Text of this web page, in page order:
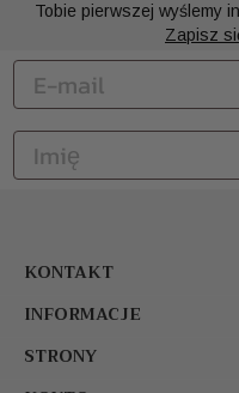
Tobie pierwszej wyślemy
Zapisz
KONTAKT
INFORMACJE
STRONY